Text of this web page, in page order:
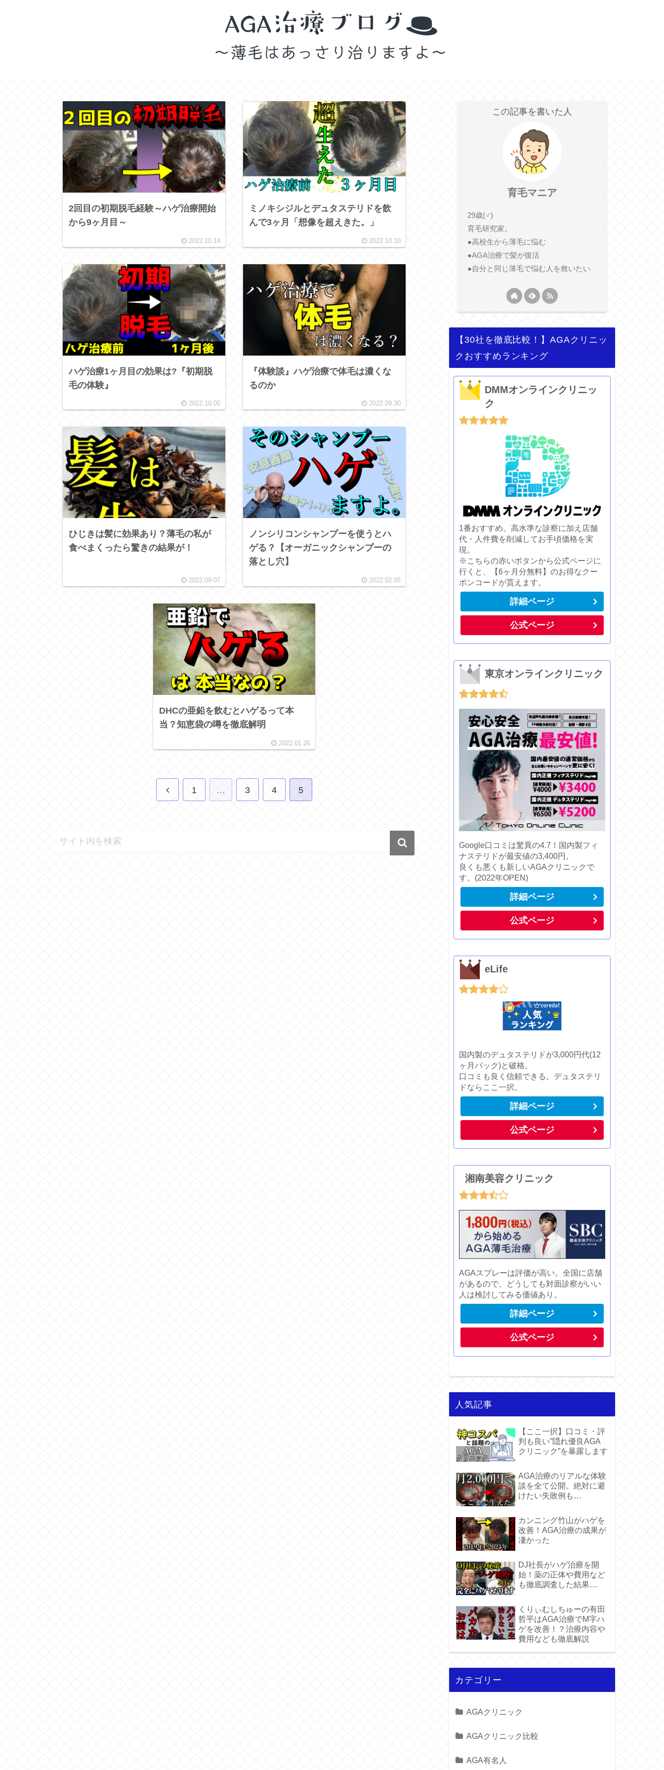
2回目の初期脱毛経験～ハゲ治療開始
から9ヶ月目～
2022.10.14
ミノキシジルとデュタステリドを飲
んで3ヶ月「想像を超えきた。」
2022.10.10
ハゲ治療1ヶ月目の効果は?『初期脱
毛の体験』
2022.10.05
『体験談』ハゲ治療で体毛は濃くな
るのか
2022.09.30
ひじきは髪に効果あり？薄毛の私が
食べまくったら驚きの結果が！
2022.09.07
ノンシリコンシャンプーを使うとハ
ゲる？【オーガニックシャンプーの
落とし穴】
2022.02.05
DHCの亜鉛を飲むとハゲるって本
当？知恵袋の噂を徹底解明
2022.01.26
1 … 3 4 5
この記事を書いた人
育毛マニア
29歳(♂)
育毛研究家。
●高校生から薄毛に悩む
●AGA治療で髪が復活
●自分と同じ薄毛で悩む人を救いたい
【30社を徹底比較！】AGAクリニッ
クおすすめランキング
DMMオンラインクリニッ
ク
1番おすすめ。高水準な診察に加え店舗
代・人件費を削減してお手頃価格を実
現。
※こちらの赤いボタンから公式ページに
行くと、【6ヶ月分無料】のお得なクー
ポンコードが貰えます。
詳細ページ
公式ページ
東京オンラインクリニック
Google口コミは驚異の4.7！国内製フィ
ナステリドが最安値の3,400円。
良くも悪くも新しいAGAクリニックで
す。(2022年OPEN)
詳細ページ
公式ページ
eLife
国内製のデュタステリドが3,000円代(12
ヶ月パック)と破格。
口コミも良く信頼できる。デュタステリ
ドならここ一択。
詳細ページ
公式ページ
湘南美容クリニック
AGAスプレーは評価が高い。全国に店舗
があるので、どうしても対面診察がいい
人は検討してみる価値あり。
詳細ページ
公式ページ
人気記事
【ここ一択】口コミ・評
判も良い”隠れ優良AGA
クリニック”を暴露します
AGA治療のリアルな体験
談を全て公開。絶対に避
けたい失敗例も…
カンニング竹山がハゲを
改善！AGA治療の成果が
凄かった
DJ社長がハゲ治療を開
始！薬の正体や費用など
も徹底調査した結果…
くりぃむしちゅーの有田
哲平はAGA治療でM字ハ
ゲを改善！？治療内容や
費用なども徹底解説
カテゴリー
AGAクリニック
AGAクリニック比較
AGA有名人